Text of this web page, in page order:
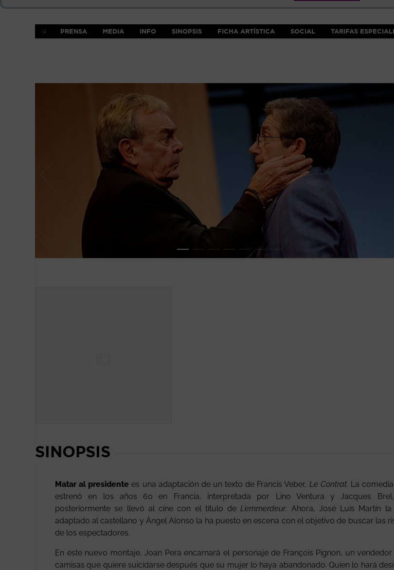
PRENSA MEDIA INFO SINOPSIS FICHA ARTÍSTICA SOCIAL TARIFAS
SINOPSIS
Matar al presidente es una adaptación de un texto de Francis Veber, Le Contrat. La
estrenó en los años 60 en Francia, interpretada por Lino Ventura y Jacques
posteriormente se llevó al cine con el título deL’emmerdeur. Ahora, José Luís Martín la
adaptado al castellano y Ángel Alonso la ha puesto en escena con el objetivo de buscar las
de los espectadores.
En este nuevo montaje, Joan Pera encarnará el personaje de François Pignon, un
camisas que quiere suicidarse después que su mujer lo haya abandonado. Quien lo hará